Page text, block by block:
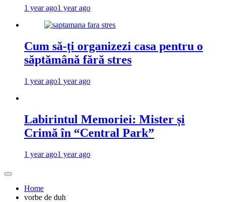
1 year ago1 year ago
Cum să-ți organizezi casa pentru o
săptămână fără stres
1 year ago1 year ago
Labirintul Memoriei: Mister și
Crimă în “Central Park”
1 year ago1 year ago
Home
vorbe de duh